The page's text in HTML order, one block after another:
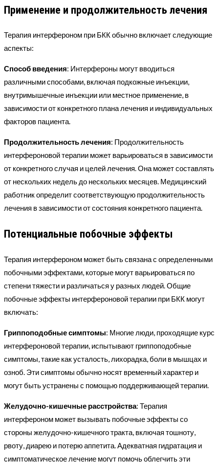
Применение и продолжительность лечения
Терапия интерфероном при БКК обычно включает следующие
аспекты:
Способ введения: Интерфероны могут вводиться
различными способами, включая подкожные инъекции,
внутримышечные инъекции или местное применение, в
зависимости от конкретного плана лечения и индивидуальных
факторов пациента.
Продолжительность лечения: Продолжительность
интерфероновой терапии может варьироваться в зависимости
от конкретного случая и целей лечения. Она может составлять
от нескольких недель до нескольких месяцев. Медицинский
работник определит соответствующую продолжительность
лечения в зависимости от состояния конкретного пациента.
Потенциальные побочные эффекты
Терапия интерфероном может быть связана с определенными
побочными эффектами, которые могут варьироваться по
степени тяжести и различаться у разных людей. Общие
побочные эффекты интерфероновой терапии при БКК могут
включать:
Гриппоподобные симптомы: Многие люди, проходящие курс
интерфероновой терапии, испытывают гриппоподобные
симптомы, такие как усталость, лихорадка, боли в мышцах и
озноб. Эти симптомы обычно носят временный характер и
могут быть устранены с помощью поддерживающей терапии.
Желудочно-кишечные расстройства: Терапия
интерфероном может вызывать побочные эффекты со
стороны желудочно-кишечного тракта, включая тошноту,
рвоту, диарею и потерю аппетита. Адекватная гидратация и
симптоматическое лечение могут помочь облегчить эти